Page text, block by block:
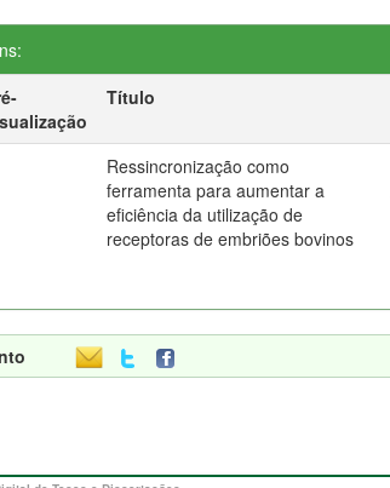
Título
Ressincronização como
ferramenta para aumentar a
eficiência da utilização de
receptoras de embriões bovinos